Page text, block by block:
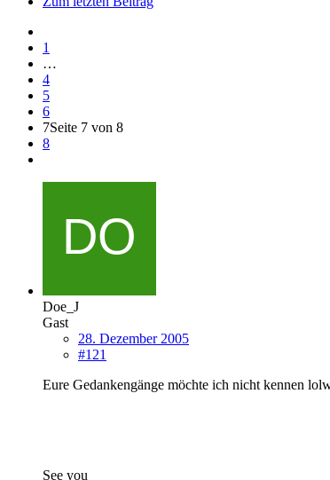
1
…
4
5
6
7Seite 7 von 8
8
Doe_J
Gast
28. Dezember 2005
#121
Eure Gedankengänge möchte ich nicht kennen
See you